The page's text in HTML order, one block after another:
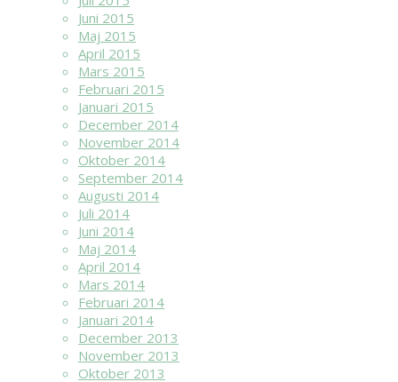
Juni 2015
Maj 2015
April 2015
Mars 2015
Februari 2015
Januari 2015
December 2014
November 2014
Oktober 2014
September 2014
Augusti 2014
Juli 2014
Juni 2014
Maj 2014
April 2014
Mars 2014
Februari 2014
Januari 2014
December 2013
November 2013
Oktober 2013